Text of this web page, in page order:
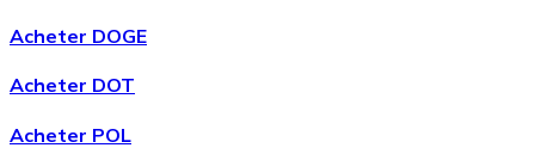
AcheterAvalanche
Acheter DOGE
Acheter DOT
Acheter POL